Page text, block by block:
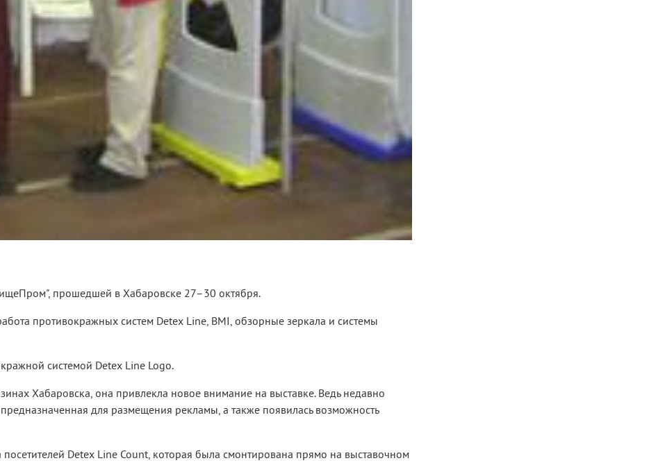
прошедшей в Хабаровске 27–30 октября.
противокражных систем Detex Line, BMI, обзорные зеркала и системы
системой Detex Line Logo.
Хабаровска, она привлекла новое внимание на выставке. Ведь недавно
для размещения рекламы, а также появилась возможность
Detex Line Count, которая была смонтирована прямо на выставочном